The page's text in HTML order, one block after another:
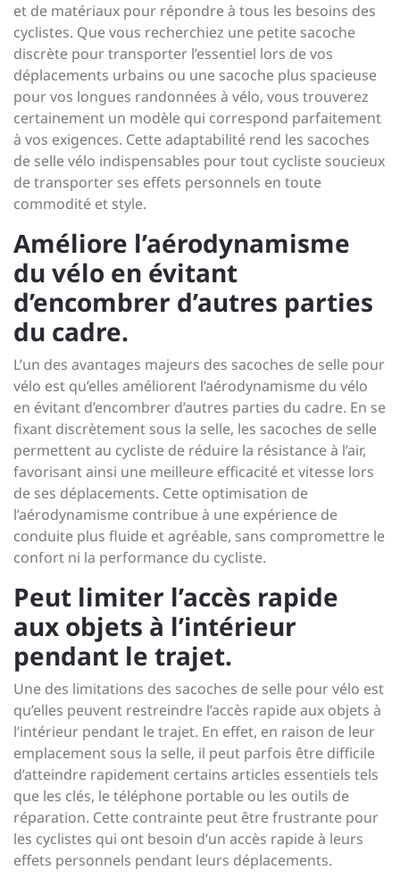
et de matériaux pour répondre à tous les besoins des
cyclistes. Que vous recherchiez une petite sacoche
discrète pour transporter l’essentiel lors de vos
déplacements urbains ou une sacoche plus spacieuse
pour vos longues randonnées à vélo, vous trouverez
certainement un modèle qui correspond parfaitement
à vos exigences. Cette adaptabilité rend les sacoches
de selle vélo indispensables pour tout cycliste soucieux
de transporter ses effets personnels en toute
commodité et style.
Améliore l’aérodynamisme
du vélo en évitant
d’encombrer d’autres parties
du cadre.
L’un des avantages majeurs des sacoches de selle pour
vélo est qu’elles améliorent l’aérodynamisme du vélo
en évitant d’encombrer d’autres parties du cadre. En se
fixant discrètement sous la selle, les sacoches de selle
permettent au cycliste de réduire la résistance à l’air,
favorisant ainsi une meilleure efficacité et vitesse lors
de ses déplacements. Cette optimisation de
l’aérodynamisme contribue à une expérience de
conduite plus fluide et agréable, sans compromettre le
confort ni la performance du cycliste.
Peut limiter l’accès rapide
aux objets à l’intérieur
pendant le trajet.
Une des limitations des sacoches de selle pour vélo est
qu’elles peuvent restreindre l’accès rapide aux objets à
l’intérieur pendant le trajet. En effet, en raison de leur
emplacement sous la selle, il peut parfois être difficile
d’atteindre rapidement certains articles essentiels tels
que les clés, le téléphone portable ou les outils de
réparation. Cette contrainte peut être frustrante pour
les cyclistes qui ont besoin d’un accès rapide à leurs
effets personnels pendant leurs déplacements.